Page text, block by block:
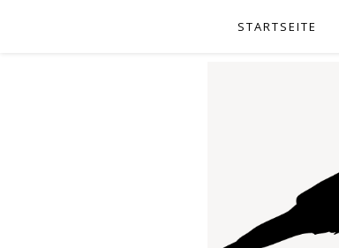
STARTSEITE